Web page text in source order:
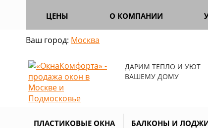
ЦЕНЫ О КОМПАНИИ
Ваш город: Москва
ДАРИМ ТЕПЛО И УЮТ
ВАШЕМУ ДОМУ
ПЛАСТИКОВЫЕ ОКНА БАЛКОНЫ И
Продукция